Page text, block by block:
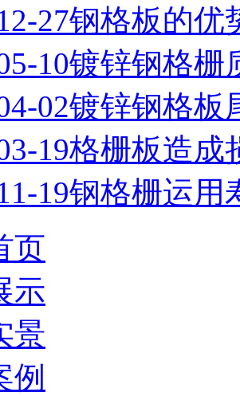
27钢格板的优
10镀锌钢格栅
02镀锌钢格板
19格栅板造成
19钢格栅运用
页
示
景
例